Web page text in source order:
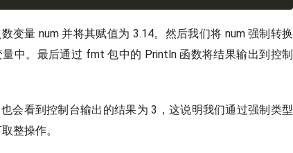
变量 num 并将其赋值为 3.14。然后我们将 num 强制转换
中。最后通过 fmt 包中的 Println 函数将结果输出到控制
会看到控制台输出的结果为 3，这说明我们通过强制类型
整操作。